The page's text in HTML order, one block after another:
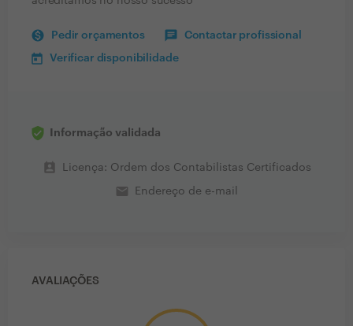
Pedir orçamentos Contactar profissional
Verificar disponibilidade
Informação validada
perm_contact_calendar Licença: Ordem dos Contabilistas Certificados
email Endereço de e-mail
AVALIAÇÕES